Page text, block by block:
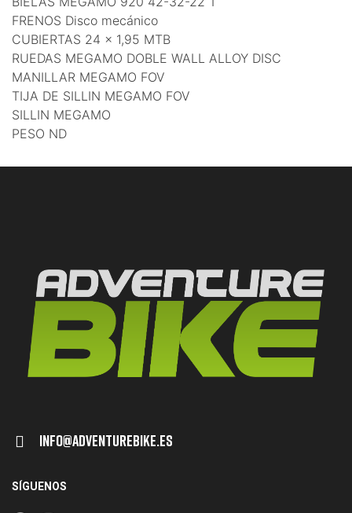
FRENOS Disco mecánico
CUBIERTAS 24 x 1,95 MTB
RUEDAS MEGAMO DOBLE WALL ALLOY DISC
MANILLAR MEGAMO FOV
TIJA DE SILLIN MEGAMO FOV
SILLIN MEGAMO
PESO ND
Info@adventurebike.es
SÍGUENOS